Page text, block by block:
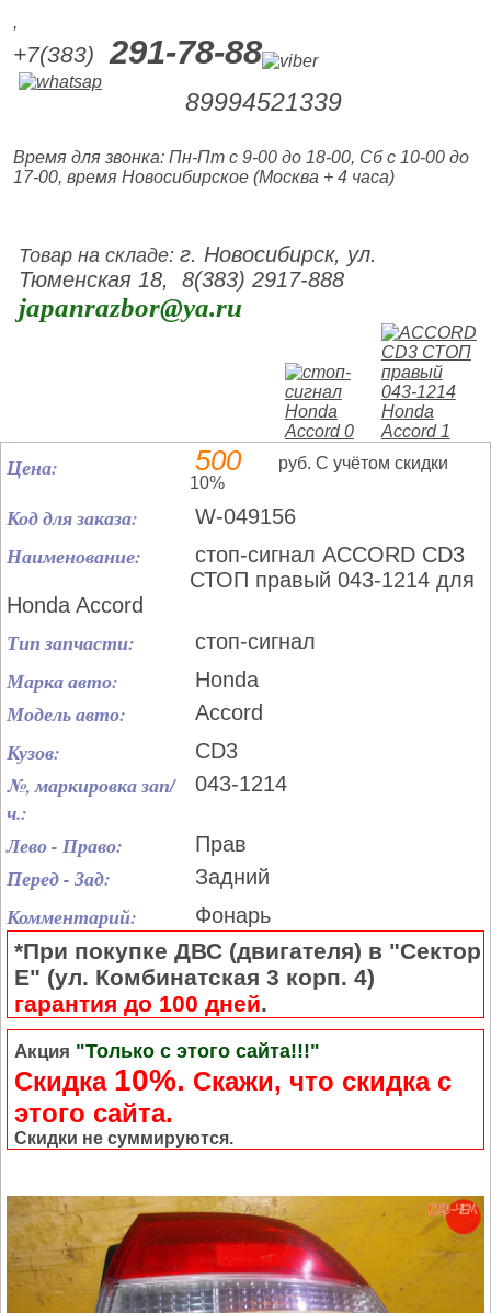
,
+7(383) 291-78-88
89994521339
Время для звонка: Пн-Пт с 9-00 до 18-00, Сб с 10-00 до
17-00, время Новосибирское (Москва + 4 часа)
Товар на складе:г. Новосибирск, ул.
Тюменская 18, 8(383) 2917-888
japanrazbor@ya.ru
Цена: 500
руб. С учётом скидки
10%
Код для заказа: W-049156
Наименование:
стоп-сигнал ACCORD CD3
СТОП правый 043-1214 для
Honda Accord
Тип запчасти: стоп-сигнал
Марка авто: Honda
Модель авто: Accord
Кузов: CD3
№, маркировка зап/
ч.:
043-1214
Лево - Право: Прав
Перед - Зад: Задний
Комментарий: Фонарь
*При покупке ДВС (двигателя) в "Сектор
Е" (ул. Комбинатская 3 корп. 4)
гарантия до 100 дней.
Акция "Только с этого сайта!!!"
Скидка 10%. Cкажи, что скидка с
этого сайта.
Скидки не суммируются.